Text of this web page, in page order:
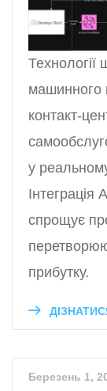
Технології
машинного
контакт-
у
спрощує
прибутку.
Березень 1,